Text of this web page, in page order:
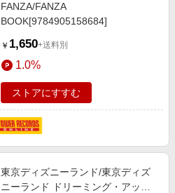
FANZA/FANZA
BOOK[9784905158684]
￥ 1,650+送料別
1.0%
ストアにすすむ
東京ディズニーランド/東京ディズ
ニーランド ドリーミング・アップ!